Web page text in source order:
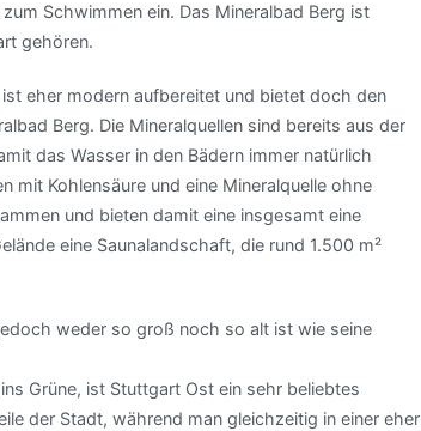
Schwimmen ein. Das Mineralbad Berg ist
gehören.
eher modern aufbereitet und bietet doch den
Berg. Die Mineralquellen sind bereits aus der
das Wasser in den Bädern immer natürlich
mit Kohlensäure und eine Mineralquelle ohne
und bieten damit eine insgesamt eine
eine Saunalandschaft, die rund 1.500 m²
weder so groß noch so alt ist wie seine
Grüne, ist Stuttgart Ost ein sehr beliebtes
der Stadt, während man gleichzeitig in einer eher